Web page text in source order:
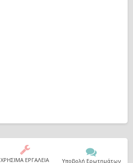
ΧΡΗΣΙΜΑ ΕΡΓΑΛΕΙΑ Υποβολή Ερωτημάτων